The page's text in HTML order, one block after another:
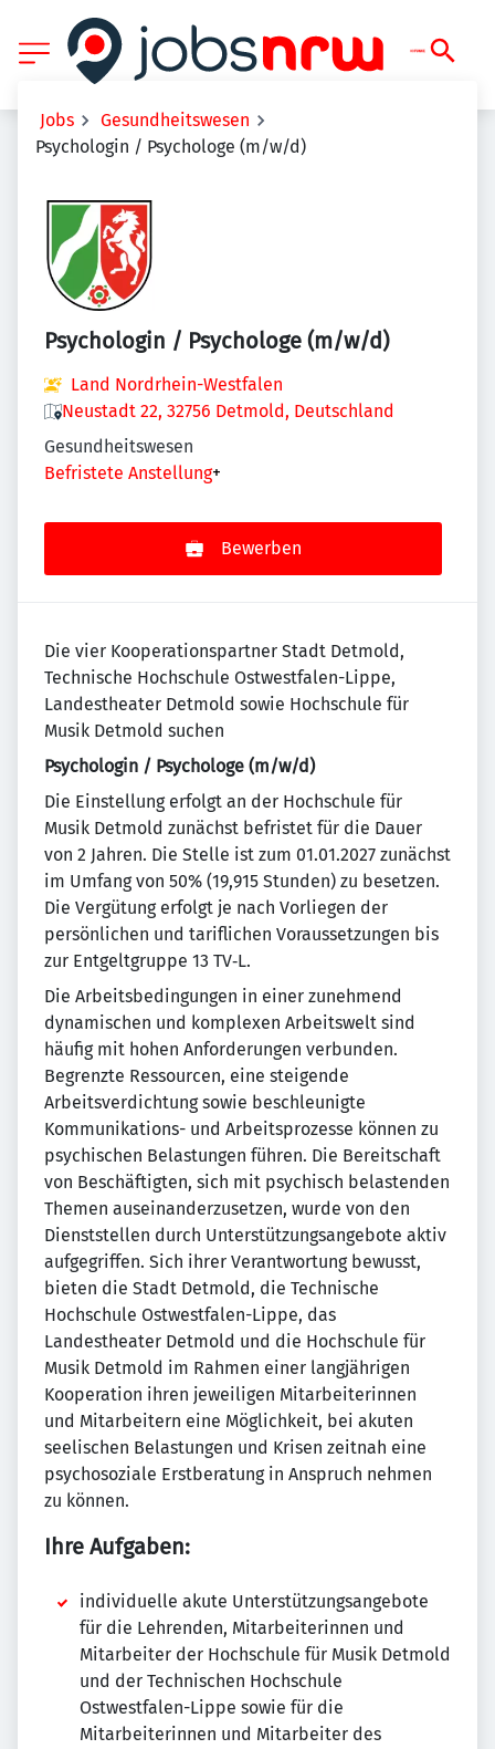
Jobs
Gesundheitswesen
Psychologin / Psychologe (m/w/d)
Psychologin / Psychologe (m/w/d)
Land Nordrhein-Westfalen
Neustadt 22, 32756 Detmold, Deutschland
Gesundheitswesen
Befristete Anstellung+
Bewerben
Die vier Kooperationspartner Stadt Detmold,
Technische Hochschule Ostwestfalen-Lippe,
Landestheater Detmold sowie Hochschule für
Musik Detmold suchen
Psychologin / Psychologe (m/w/d)
Die Einstellung erfolgt an der Hochschule für
Musik Detmold zunächst befristet für die Dauer
von 2 Jahren. Die Stelle ist zum 01.01.2027 zunächst
im Umfang von 50% (19,915 Stunden) zu besetzen.
Die Vergütung erfolgt je nach Vorliegen der
persönlichen und tariflichen Voraussetzungen bis
zur Entgeltgruppe 13 TV‑L.
Die Arbeitsbedingungen in einer zunehmend
dynamischen und komplexen Arbeitswelt sind
häufig mit hohen Anforderungen verbunden.
Begrenzte Ressourcen, eine steigende
Arbeitsverdichtung sowie beschleunigte
Kommunikations- und Arbeitsprozesse können zu
psychischen Belastungen führen. Die Bereitschaft
von Beschäftigten, sich mit psychisch belastenden
Themen auseinanderzusetzen, wurde von den
Dienststellen durch Unterstützungsangebote aktiv
aufgegriffen. Sich ihrer Verantwortung bewusst,
bieten die Stadt Detmold, die Technische
Hochschule Ostwestfalen-Lippe, das
Landestheater Detmold und die Hochschule für
Musik Detmold im Rahmen einer langjährigen
Kooperation ihren jeweiligen Mitarbeiterinnen
und Mitarbeitern eine Möglichkeit, bei akuten
seelischen Belastungen und Krisen zeitnah eine
psychosoziale Erstberatung in Anspruch nehmen
zu können.
Ihre Aufgaben:
individuelle akute Unterstützungsangebote
für die Lehrenden, Mitarbeiterinnen und
Mitarbeiter der Hochschule für Musik Detmold
und der Technischen Hochschule
Ostwestfalen-Lippe sowie für die
Mitarbeiterinnen und Mitarbeiter des